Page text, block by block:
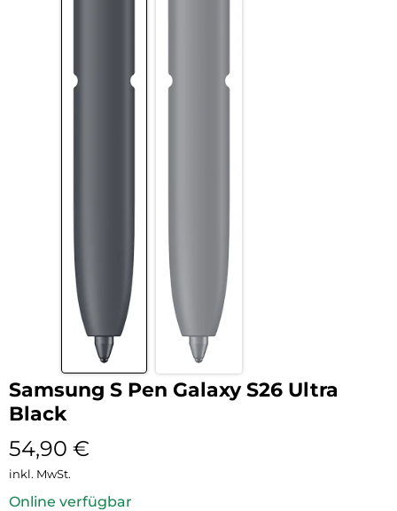
Samsung S Pen Galaxy S26 Ultra
Black
54,90 €
inkl. MwSt.
Online verfügbar